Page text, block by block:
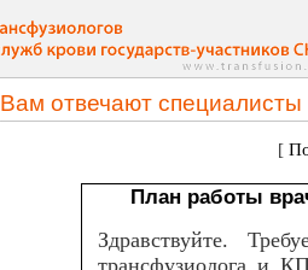
Вам отвечают специалисты
[
План работы
Здравствуйте.
трансфузиолога и